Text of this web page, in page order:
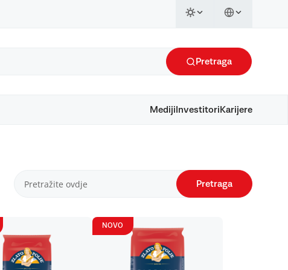
Pretraga
Mediji Investitori Karijere
Pretraga
NOVO